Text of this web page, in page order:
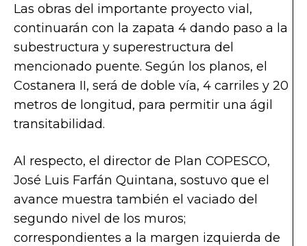
Las obras del importante proyecto vial,
continuarán con la zapata 4 dando paso a la
subestructura y superestructura del
mencionado puente. Según los planos, el
Costanera II, será de doble vía, 4 carriles y 20
metros de longitud, para permitir una ágil
transitabilidad.
Al respecto, el director de Plan COPESCO,
José Luis Farfán Quintana, sostuvo que el
avance muestra también el vaciado del
segundo nivel de los muros;
correspondientes a la margen izquierda de